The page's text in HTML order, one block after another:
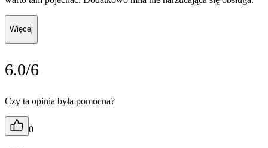
Więcej
6.0/6
Czy ta opinia była pomocna?
0